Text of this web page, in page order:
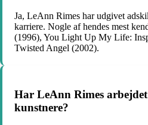
Ja, LeAnn Rimes har udgivet
karriere. Nogle af hendes mest
(1996), You Light Up My Life:
Twisted Angel (2002).
Har LeAnn Rimes
kunstnere?